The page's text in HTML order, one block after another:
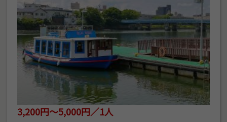
3,200円～5,000円／1人